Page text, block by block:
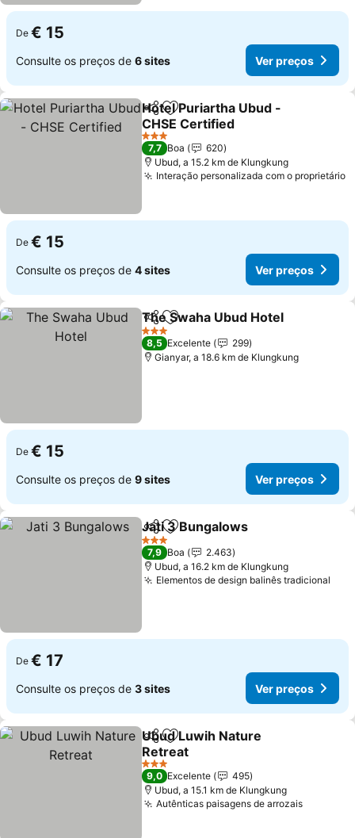
De € 15
Consulte os preços de 6 sites Ver preços
PartilharAdicionar aos favoritos
Hotel Puriartha Ubud -
CHSE Certified
Ver preços
3 Estrelas
7,7 Boa
620
Ubud, a 15.2 km de Klungkung
Interação personalizada com o proprietário
De € 15
Consulte os preços de 4 sites Ver preços
PartilharAdicionar aos favoritos
The Swaha Ubud Hotel
3 Estrelas
8,5 Excelente
299
Gianyar, a 18.6 km de Klungkung
De € 15
Consulte os preços de 9 sites Ver preços
PartilharAdicionar aos favoritos
Jati 3 Bungalows
3 Estrelas
7,9 Boa
2.463
Ubud, a 16.2 km de Klungkung
Elementos de design balinês tradicional
De € 17
Consulte os preços de 3 sites Ver preços
PartilharAdicionar aos favoritos
Ubud Luwih Nature
Retreat
Ver preços
3 Estrelas
9,0 Excelente
495
Ubud, a 15.1 km de Klungkung
Autênticas paisagens de arrozaisVer